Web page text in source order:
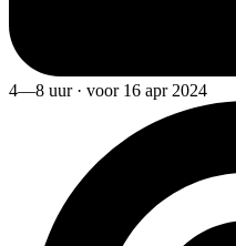
4—8 uur · voor 16 apr 2024